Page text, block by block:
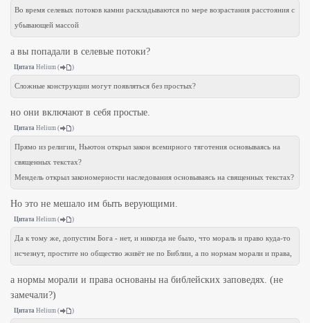
Во время селевых потоков камни раскладываются по мере возрастания расстояния с
убывающей массой
а вы попадали в селевые потоки?
Цитата Helium ( )
Сложные конструкции могут появляться без простых?
но они включают в себя простые.
Цитата Helium ( )
Прямо из религии, Ньютон открыл закон всемирного тяготения основываясь на
священных текстах?
Мендель открыл закономерности наследования основываясь на священных текстах?
Но это не мешало им быть верующими.
Цитата Helium ( )
Да к тому же, допустим Бога - нет, и никогда не было, что мораль и право куда-то
исчезнут, простите но общество живёт не по Библии, а по нормам морали и права,
а нормы морали и права основаны на библейских заповедях. (не
замечали?)
Цитата Helium ( )